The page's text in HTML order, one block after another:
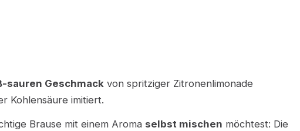
sauren Geschmackvon spritziger Zitronenlimonade
Kohlensäure imitiert.
Brause mit einem Aroma selbst mischen möchtest: Die